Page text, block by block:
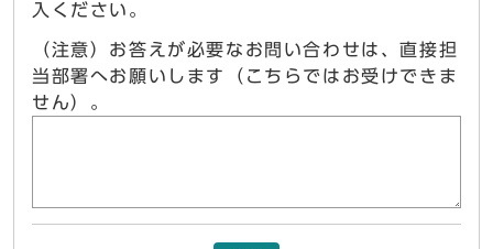
入ください。
（注意）お答えが必要なお問い合わせは、直接担
当部署へお願いします（こちらではお受けできま
せん）。